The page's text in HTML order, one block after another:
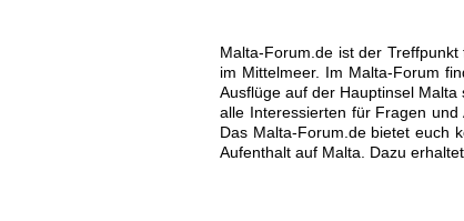
Malta-Forum.de ist der
im Mittelmeer. Im Malta-Forum
Ausflüge auf der Hauptinsel
alle Interessierten für Fragen
Das Malta-Forum.de bietet euch
Aufenthalt auf Malta. Dazu